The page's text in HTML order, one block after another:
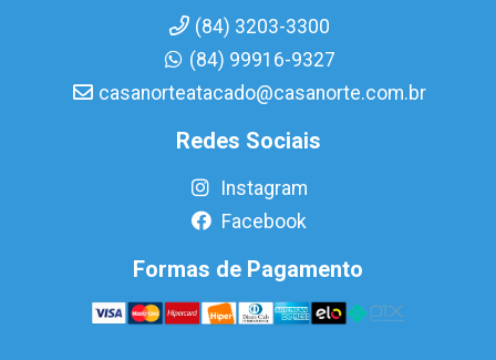
(84) 3203-3300
(84) 99916-9327
casanorteatacado@casanorte.com.br
Redes Sociais
Instagram
Facebook
Formas de Pagamento